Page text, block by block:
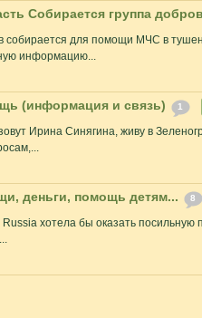
Собирается группа
собирается для помощи МЧС в
информацию...
(информация и связь) 1
Ирина Синягина, живу в
деньги, помощь детям... 8
хотела бы оказать посильную